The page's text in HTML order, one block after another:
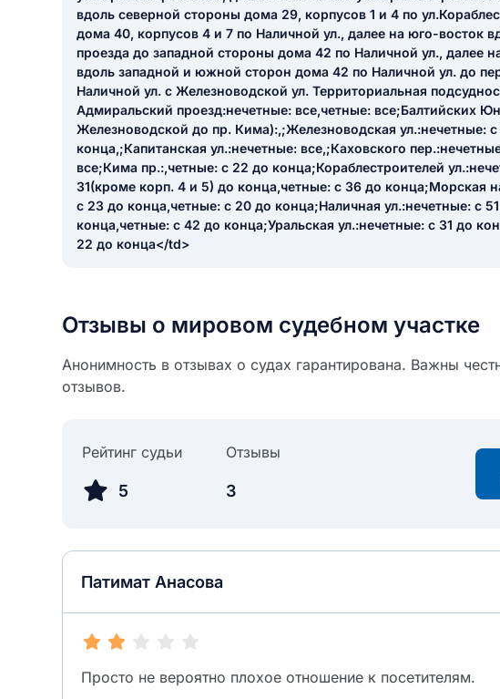
вдоль северной стороны дома 29, корпусов 1 и 4 по
дома 40, корпусов 4 и 7 по Наличной ул., далее на юго-восток
проезда до западной стороны дома 42 по Наличной ул., далее
вдоль западной и южной сторон дома 42 по Наличной ул. до
Наличной ул. с Железноводской ул. Территориальная
Адмиральский проезд:нечетные: все,четные: все;Балтийских
Железноводской до пр. Кима):,;Железноводская ул.:нечетные: с
конца,;Капитанская ул.:нечетные: все,;Каховского
все;Кима пр.:,четные: с 22 до конца;Кораблестроителей
31(кроме корп. 4 и 5) до конца,четные: с 36 до конца;Морская
с 23 до конца,четные: с 20 до конца;Наличная ул.:нечетные: с
конца,четные: с 42 до конца;Уральская ул.:нечетные: с 31 до
22 до конца</td>
Отзывы о мировом судебном участке
Анонимность в отзывах о судах гарантирована. Важны
отзывов.
Рейтинг судьи
5
Отзывы
3
Патимат Анасова
Просто не вероятно плохое отношение к посетителям.
ОСТАВИТЬ ОТЗЫВ
разрешить публикацию отзыва
ОСТАВИТЬ ОТЗЫВ
НАЙТИ МЕНЯ
СОХРАНИТЬ